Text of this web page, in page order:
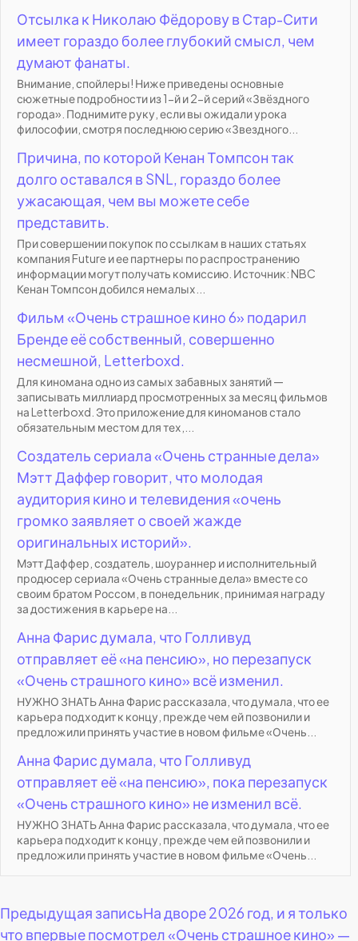
Отсылка к Николаю Фёдорову в Стар-Сити
имеет гораздо более глубокий смысл, чем
думают фанаты.
Внимание, спойлеры! Ниже приведены основные
сюжетные подробности из 1-й и 2-й серий «Звёздного
города». Поднимите руку, если вы ожидали урока
философии, смотря последнюю серию «Звездного...
Причина, по которой Кенан Томпсон так
долго оставался в SNL, гораздо более
ужасающая, чем вы можете себе
представить.
При совершении покупок по ссылкам в наших статьях
компания Future и ее партнеры по распространению
информации могут получать комиссию. Источник: NBC
Кенан Томпсон добился немалых...
Фильм «Очень страшное кино 6» подарил
Бренде её собственный, совершенно
несмешной, Letterboxd.
Для киномана одно из самых забавных занятий —
записывать миллиард просмотренных за месяц фильмов
на Letterboxd. Это приложение для киноманов стало
обязательным местом для тех,...
Создатель сериала «Очень странные дела»
Мэтт Даффер говорит, что молодая
аудитория кино и телевидения «очень
громко заявляет о своей жажде
оригинальных историй».
Мэтт Даффер, создатель, шоураннер и исполнительный
продюсер сериала «Очень странные дела» вместе со
своим братом Россом, в понедельник, принимая награду
за достижения в карьере на...
Анна Фарис думала, что Голливуд
отправляет её «на пенсию», но перезапуск
«Очень страшного кино» всё изменил.
НУЖНО ЗНАТЬ Анна Фарис рассказала, что думала, что ее
карьера подходит к концу, прежде чем ей позвонили и
предложили принять участие в новом фильме «Очень...
Анна Фарис думала, что Голливуд
отправляет её «на пенсию», пока перезапуск
«Очень страшного кино» не изменил всё.
НУЖНО ЗНАТЬ Анна Фарис рассказала, что думала, что ее
карьера подходит к концу, прежде чем ей позвонили и
предложили принять участие в новом фильме «Очень...
Навигация
Предыдущая записьНа дворе 2026 год, и я только
что впервые посмотрел «Очень страшное кино» —